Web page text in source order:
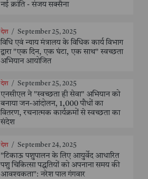
नई क्रांति - संजय सक्सैना
देश / September 25, 2025
विधि एवं न्याय मंत्रालय के विधिक कार्य विभाग
द्वारा "एक दिन, एक घंटा, एक साथ" स्वच्छता
अभियान आयोजित
देश / September 25, 2025
एनसीएल ने "स्वच्छता ही सेवा" अभियान को
बनाया जन-आंदोलन, 1,000 पौधों का
वितरण, रचनात्मक कार्यक्रमों से स्वच्छता का
संदेश
देश / September 24, 2025
"टिकाऊ पशुपालन के लिए आयुर्वेद आधारित
पशु चिकित्सा पद्धतियों को अपनाना समय की
आवश्यकता": नरेश पाल गंगवार